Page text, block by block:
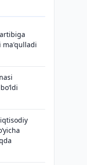
iqtisodiy